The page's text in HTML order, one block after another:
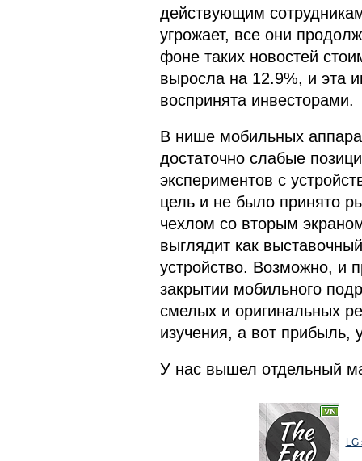
действующим
угрожает, все они
фоне таких новостей
выросла на 12.9%, и эта
воспринята инвесторами.
В нише мобильных
достаточно слабые
экспериментов с
цель и не было принято
чехлом со вторым
выглядит как
устройство. Возможно, и
закрытии мобильного
смелых и оригинальных
изучения, а вот прибыль,
У нас вышел отдельный